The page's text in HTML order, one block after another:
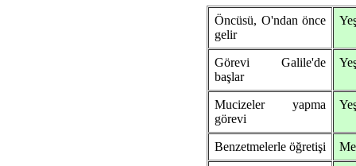
Öncüsü, O'ndan önce
gelir
Görevi Galile'de
başlar
Mucizeler yapma
görevi
Benzetmelerle öğretişi